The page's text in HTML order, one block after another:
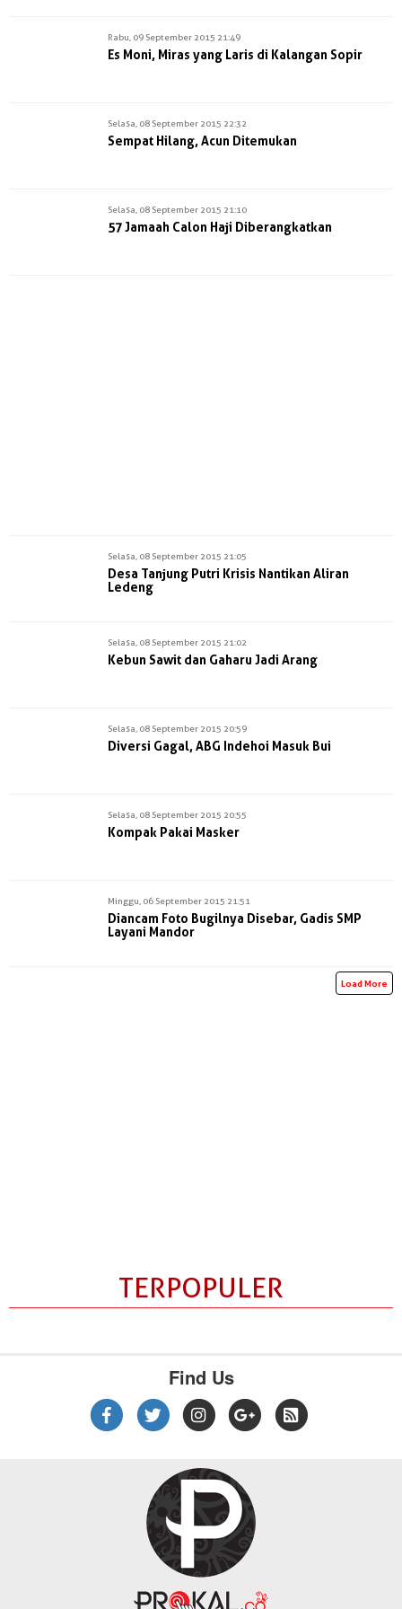
Rabu, 09 September 2015 21:49
Es Moni, Miras yang Laris di Kalangan Sopir
Selasa, 08 September 2015 22:32
Sempat Hilang, Acun Ditemukan
Selasa, 08 September 2015 21:10
57 Jamaah Calon Haji Diberangkatkan
Selasa, 08 September 2015 21:05
Desa Tanjung Putri Krisis Nantikan Aliran
Ledeng
Selasa, 08 September 2015 21:02
Kebun Sawit dan Gaharu Jadi Arang
Selasa, 08 September 2015 20:59
Diversi Gagal, ABG Indehoi Masuk Bui
Selasa, 08 September 2015 20:55
Kompak Pakai Masker
Minggu, 06 September 2015 21:51
Diancam Foto Bugilnya Disebar, Gadis SMP
Layani Mandor
Load More
TERPOPULER
Find Us